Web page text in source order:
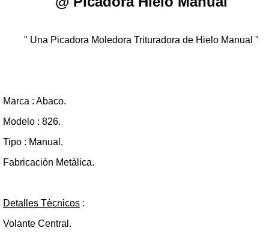
" Una Picadora Moledora Trituradora de Hielo Manual "
Marca : Abaco.
Modelo : 826.
Tipo : Manual.
Fabricaciòn Metàlica.
Detalles Tècnicos :
Volante Central.